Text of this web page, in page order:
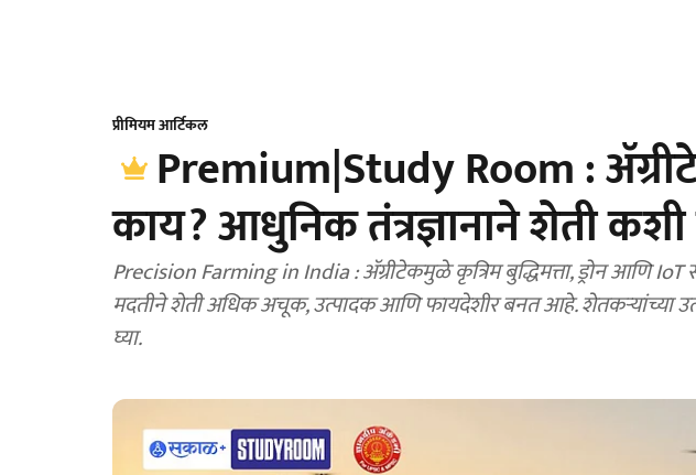
प्रीमियम आर्टिकल
Premium|Study Room :
काय? आधुनिक तंत्रज्ञानाने शेती
Precision Farming in India : ॲग्रीटेकमुळे कृत्रिम बुद्धिमत्ता, ड्रोन आणि IoT
मदतीने शेती अधिक अचूक, उत्पादक आणि फायदेशीर बनत आहे. शेतकऱ्यांच्या
घ्या.